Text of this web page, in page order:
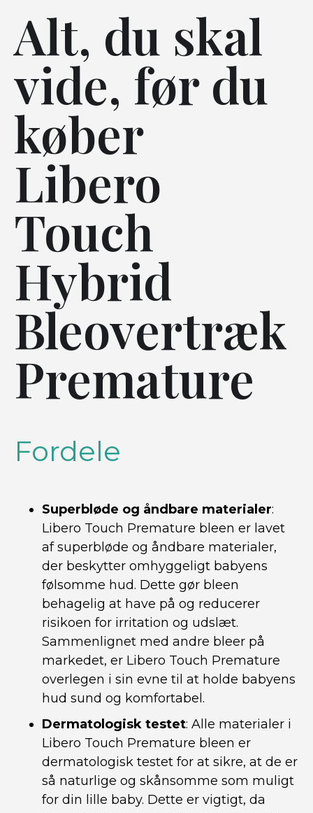
Alt, du skal
vide, før du
køber
Libero
Touch
Hybrid
Bleovertræk
Premature
Fordele
Superbløde og åndbare materialer:
Libero Touch Premature bleen er lavet
af superbløde og åndbare materialer,
der beskytter omhyggeligt babyens
følsomme hud. Dette gør bleen
behagelig at have på og reducerer
risikoen for irritation og udslæt.
Sammenlignet med andre bleer på
markedet, er Libero Touch Premature
overlegen i sin evne til at holde babyens
hud sund og komfortabel.
Dermatologisk testet: Alle materialer i
Libero Touch Premature bleen er
dermatologisk testet for at sikre, at de er
så naturlige og skånsomme som muligt
for din lille baby. Dette er vigtigt, da